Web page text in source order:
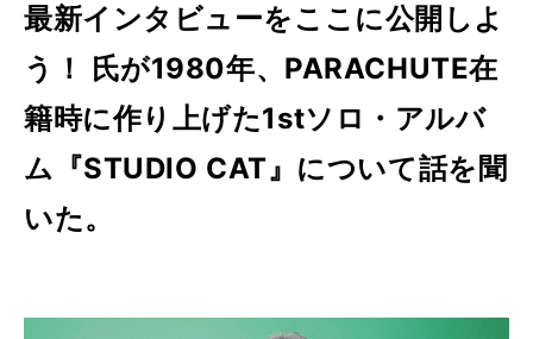
最新インタビューをここに公開しよ
う！ 氏が1980年、PARACHUTE在
籍時に作り上げた1stソロ・アルバ
ム『STUDIO CAT』について話を聞
いた。